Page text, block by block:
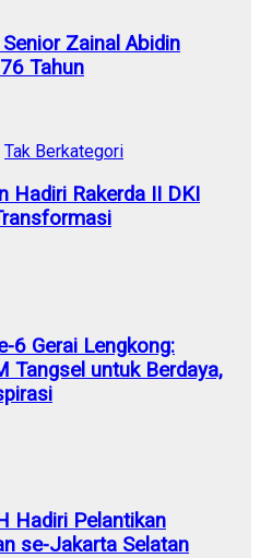
Zainal Abidin
Tahun
Tak Berkategori
Hadiri Rakerda II DKI
6 Gerai Lengkong:
Tangsel untuk Berdaya,
Hadiri Pelantikan
se-Jakarta Selatan